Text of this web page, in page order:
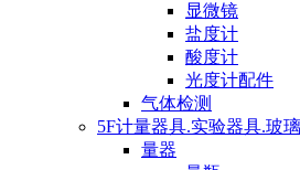
显微镜
盐度计
酸度计
光度计配件
气体检测
5F计量器具.实验器具.玻
量器